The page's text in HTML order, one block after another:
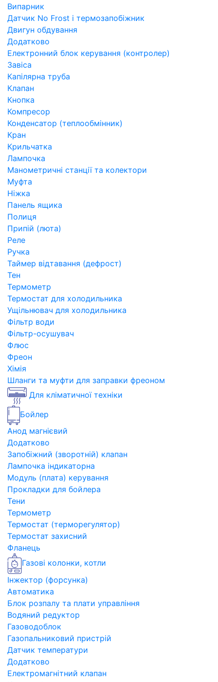
Випарник
Датчик No Frost і термозапобіжник
Двигун обдування
Додатково
Електронний блок керування (контролер)
Завіса
Капілярна труба
Клапан
Кнопка
Компресор
Конденсатор (теплообмінник)
Кран
Крильчатка
Лампочка
Манометричні станції та колектори
Муфта
Ніжка
Панель ящика
Полиця
Припій (люта)
Реле
Ручка
Таймер відтавання (дефрост)
Тен
Термометр
Термостат для холодильника
Ущільнювач для холодильника
Фільтр води
Фільтр-осушувач
Флюс
Фреон
Хімія
Шланги та муфти для заправки фреоном
Для кліматичної техніки
Бойлер
Анод магнієвий
Додатково
Запобіжний (зворотній) клапан
Лампочка індикаторна
Модуль (плата) керування
Прокладки для бойлера
Тени
Термометр
Термостат (терморегулятор)
Термостат захисний
Фланець
Газові колонки, котли
Інжектор (форсунка)
Автоматика
Блок розпалу та плати управління
Водяний редуктор
Газоводоблок
Газопальниковий пристрій
Датчик температури
Додатково
Електромагнітний клапан